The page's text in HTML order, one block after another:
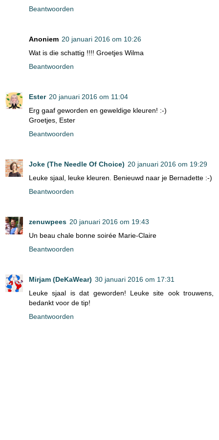
Beantwoorden
Anoniem 20 januari 2016 om 10:26
Wat is die schattig !!!! Groetjes Wilma
Beantwoorden
Ester 20 januari 2016 om 11:04
Erg gaaf geworden en geweldige kleuren! :-)
Groetjes, Ester
Beantwoorden
Joke (The Needle Of Choice) 20 januari 2016 om 19:29
Leuke sjaal, leuke kleuren. Benieuwd naar je Bernadette :-)
Beantwoorden
zenuwpees 20 januari 2016 om 19:43
Un beau chale bonne soirée Marie-Claire
Beantwoorden
Mirjam (DeKaWear) 30 januari 2016 om 17:31
Leuke sjaal is dat geworden! Leuke site ook trouwens,
bedankt voor de tip!
Beantwoorden